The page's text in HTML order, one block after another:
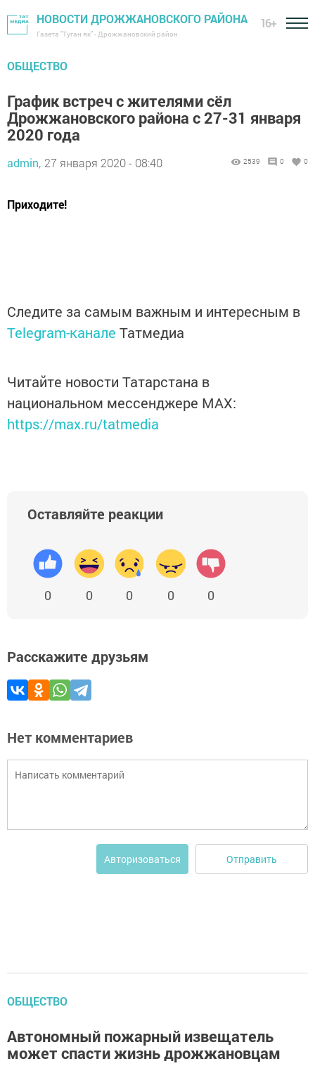
НОВОСТИ ДРОЖЖАНОВСКОГО РАЙОНА
Газета "Туган як" - Дрожжановский район
16+
ОБЩЕСТВО
График встреч с жителями сёл
Дрожжановского района с 27-31 января
2020 года
admin, 27 января 2020 - 08:40 2539 0 0
Приходите!
Следите за самым важным и интересным в
Telegram-канале Татмедиа
Читайте новости Татарстана в
национальном мессенджере MАХ:
https://max.ru/tatmedia
Оставляйте реакции
0 0 0 0 0
Расскажите друзьям
Нет комментариев
Авторизоваться Отправить
ОБЩЕСТВО
Автономный пожарный извещатель
может спасти жизнь дрожжановцам